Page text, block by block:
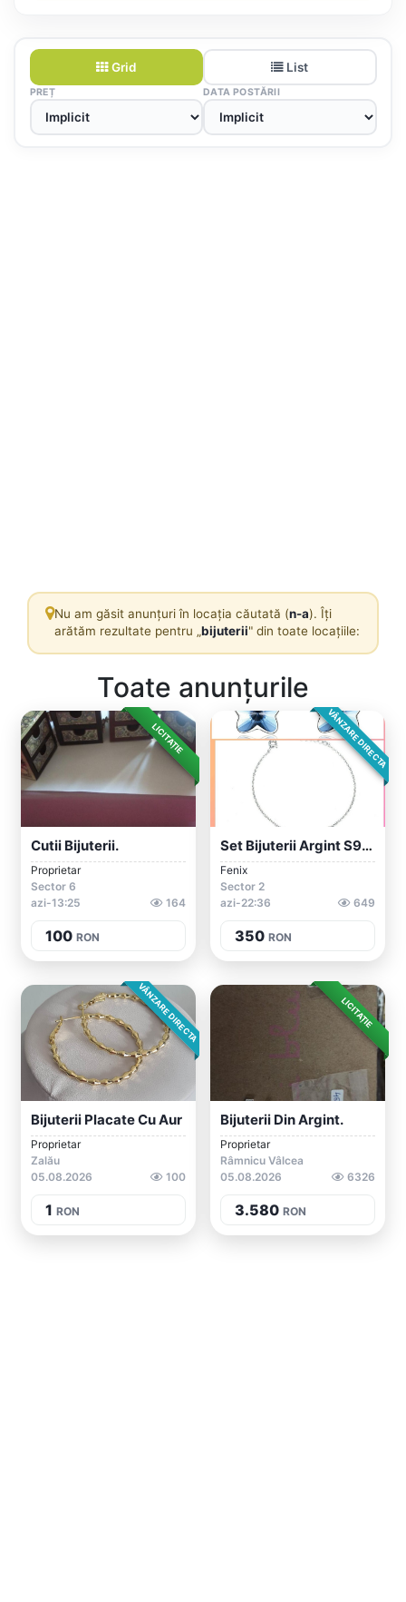
Grid List
PREȚ DATA POSTĂRII
Nu am găsit anunțuri în locația căutată (n-a). Îți
arătăm rezultate pentru „bijuterii" din toate locațiile:
Toate anunțurile
LICITAȚIE
Cutii Bijuterii.
Proprietar
Sector 6
azi-13:25
164
100 RON
VÂNZARE DIRECTA
Set Bijuterii Argint S925
Fenix
Sector 2
azi-22:36
649
350 RON
VÂNZARE DIRECTA
Bijuterii Placate Cu Aur
Proprietar
Zalău
05.08.2026
100
1 RON
LICITAȚIE
Bijuterii Din Argint.
Proprietar
Râmnicu Vâlcea
05.08.2026
6326
3.580 RON